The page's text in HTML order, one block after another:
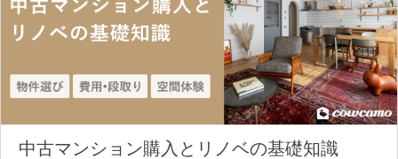
中古マンション購入とリノベの基礎知識